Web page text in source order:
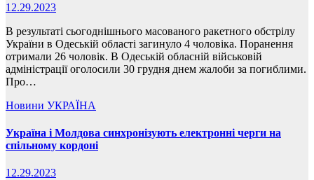
12.29.2023
В результаті сьогоднішнього масованого ракетного обстрілу
України в Одеській області загинуло 4 чоловіка. Поранення
отримали 26 чоловік. В Одеській обласній військовій
адміністрації оголосили 30 грудня днем жалоби за погиблими.
Про…
Новини УКРАЇНА
Україна і Молдова синхронізують електронні черги на
спільному кордоні
12.29.2023